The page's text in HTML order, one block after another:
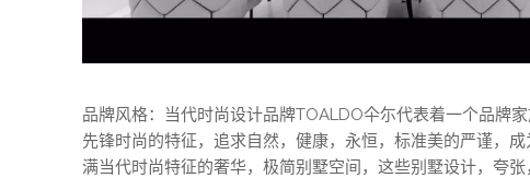
品牌风格：当代时尚设计品牌TOALDO仐尓代表着一个品牌
先锋时尚的特征，追求自然，健康，永恒，标准美的严谨，
满当代时尚特征的奢华，极简别墅空间，这些别墅设计，夸